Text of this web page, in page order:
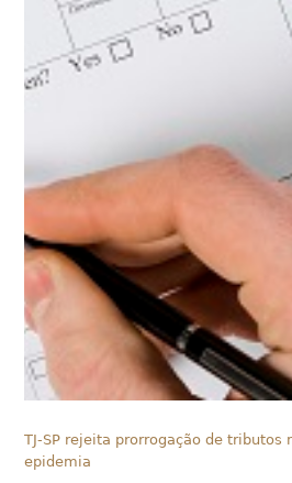
TJ-SP rejeita prorrogação de tributos
epidemia